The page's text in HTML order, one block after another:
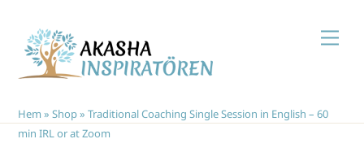
content
Hem » Shop»Traditional Coaching Single Session in English – 60
min IRL or at Zoom